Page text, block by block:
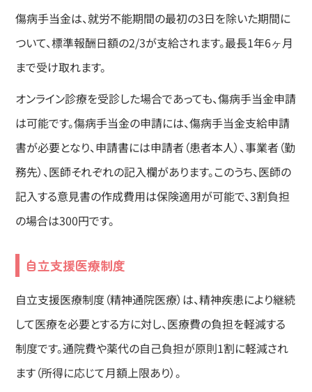
傷病手当金は、就労不能期間の最初の3日を除いた期間に
ついて、標準報酬日額の2/3が支給されます。最長1年6ヶ月
まで受け取れます。
オンライン診療を受診した場合であっても、傷病手当金申請
は可能です。傷病手当金の申請には、傷病手当金支給申請
書が必要となり、申請書には申請者（患者本人）、事業者（勤
務先）、医師それぞれの記入欄があります。このうち、医師の
記入する意見書の作成費用は保険適用が可能で、3割負担
の場合は300円です。
自立支援医療制度
自立支援医療制度（精神通院医療）は、精神疾患により継続
して医療を必要とする方に対し、医療費の負担を軽減する
制度です。通院費や薬代の自己負担が原則1割に軽減され
ます（所得に応じて月額上限あり）。